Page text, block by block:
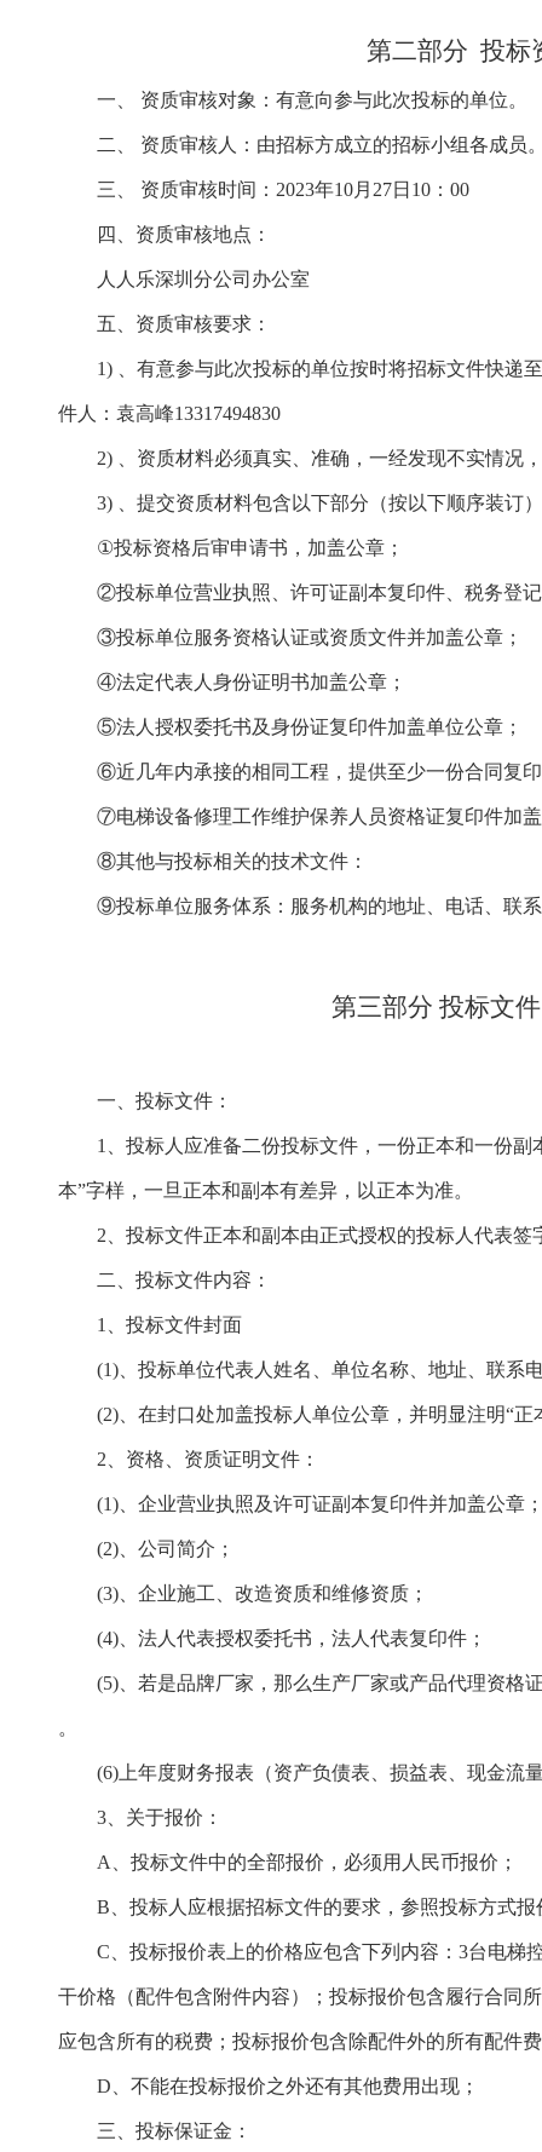
第二部分 投标
一、 资质审核对象：有意向参与此次投标的单位。
二、 资质审核人：由招标方成立的招标小组各成员
三、 资质审核时间： 2023年10月27日10：00
四、资质审核地点：
人人乐深圳分公司办公室
五、资质审核要求：
1) 、有意参与此次投标的单位按时将招标文件快递
件人：袁高峰13317494830
2) 、资质材料必须真实、准确，一经发现不实情况
3) 、提交资质材料包含以下部分（按以下顺序装订
①投标资格后审申请书，加盖公章；
②投标单位营业执照 、许可证副本复印件、税务登
③投标单位服务资格认证或资质文件并加盖公章；
④法定代表人身份证明书加盖公章；
⑤法人授权委托书及身份证复印件加盖单位公章；
⑥近几年内承接的相同工程，提供至少一份合同复
⑦电梯设备修理工作维护保养人员资格证复印件加
⑧其他与投标相关的技术文件：
⑨投标单位服务体系：服务机构的地址、电话、联
第三部分 投标文
一、投标文件：
1、投标人应准备二份投标文件，一份正本和一份副
本”字样，一旦正本和副本有差异，以正本为准。
2、投标文件正本和副本由正式授权的投标人代表
二、投标文件内容：
1、投标文件封面
(1)、投标单位代表人姓名、单位名称、地址、联系
(2)、在封口处加盖投标人单位公章，并明显注明“正
2、资格、资质证明文件：
(1)、企业营业执照 及许可证副本复印件并加盖公章
(2)、公司简介；
(3)、企业施工、改造资质和维修资质；
(4)、法人代表授权委托书，法人代表复印件；
(5)、若是品牌厂家，那么生产厂家或产品代理资格
。
(6)上年度财务报表（资产负债表、损益表、现金流
3、 关于报价：
A、投标文件中的全部报价，必须用人民币报价；
B、投标人应根据招标文件的要求，参照投标方式报
C、投标报价表上的价格应包含下列内容：3台电梯
干价格 （配件包含附件内容） ；投标报价包含履行合同
应包含所有的税费；投标报价包含除配件外的所有配件
D、不能在投标报价之外还有其他费用出现；
三、投标保证金：